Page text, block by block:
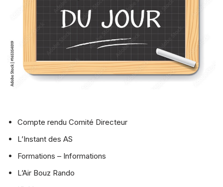
Compte rendu Comité Directeur
L’Instant des AS
Formations – Informations
L’Air Bouz Rando